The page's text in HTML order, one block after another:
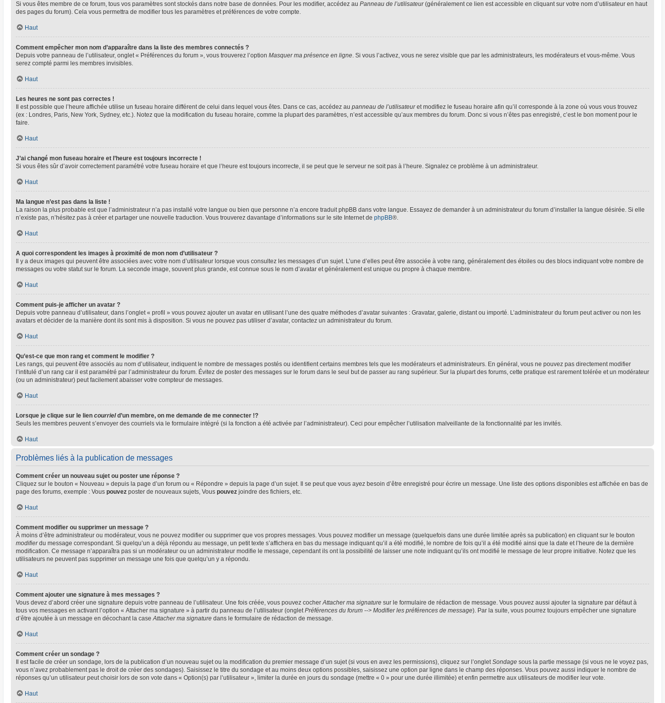
Si vous êtes membre de ce forum, tous vos paramètres sont stockés dans notre base de données. Pour les modifier, accédez au Panneau de l’utilisateur(généralement ce lien est accessible en cliquant sur votre nom d’utilisateur en haut
des pages du forum). Cela vous permettra de modifier tous les paramètres et préférences de votre compte.
Haut
Comment empêcher mon nom d’apparaître dans la liste des membres connectés ?
Depuis votre panneau de l’utilisateur, onglet « Préférences du forum », vous trouverez l’option Masquer ma présence en ligne. Si vous l’activez, vous ne serez visible que par les administrateurs, les modérateurs et vous-même. Vous
serez compté parmi les membres invisibles.
Haut
Les heures ne sont pas correctes !
Il est possible que l’heure affichée utilise un fuseau horaire différent de celui dans lequel vous êtes. Dans ce cas, accédez au panneau de l’utilisateuret modifiez le fuseau horaire afin qu’il corresponde à la zone où vous vous trouvez
(ex : Londres, Paris, New York, Sydney, etc.). Notez que la modification du fuseau horaire, comme la plupart des paramètres, n’est accessible qu’aux membres du forum. Donc si vous n’êtes pas enregistré, c’est le bon moment pour le
faire.
Haut
J’ai changé mon fuseau horaire et l’heure est toujours incorrecte !
Si vous êtes sûr d’avoir correctement paramétré votre fuseau horaire et que l’heure est toujours incorrecte, il se peut que le serveur ne soit pas à l’heure. Signalez ce problème à un administrateur.
Haut
Ma langue n’est pas dans la liste !
La raison la plus probable est que l’administrateur n’a pas installé votre langue ou bien que personne n’a encore traduit phpBB dans votre langue. Essayez de demander à un administrateur du forum d’installer la langue désirée. Si elle
n’existe pas, n’hésitez pas à créer et partager une nouvelle traduction. Vous trouverez davantage d’informations sur le site Internet de phpBB®.
Haut
A quoi correspondent les images à proximité de mon nom d’utilisateur ?
Il y a deux images qui peuvent être associées avec votre nom d’utilisateur lorsque vous consultez les messages d’un sujet. L’une d’elles peut être associée à votre rang, généralement des étoiles ou des blocs indiquant votre nombre de
messages ou votre statut sur le forum. La seconde image, souvent plus grande, est connue sous le nom d’avatar et généralement est unique ou propre à chaque membre.
Haut
Comment puis-je afficher un avatar ?
Depuis votre panneau d’utilisateur, dans l’onglet « profil » vous pouvez ajouter un avatar en utilisant l’une des quatre méthodes d’avatar suivantes : Gravatar, galerie, distant ou importé. L’administrateur du forum peut activer ou non les
avatars et décider de la manière dont ils sont mis à disposition. Si vous ne pouvez pas utiliser d’avatar, contactez un administrateur du forum.
Haut
Qu’est-ce que mon rang et comment le modifier ?
Les rangs, qui peuvent être associés au nom d’utilisateur, indiquent le nombre de messages postés ou identifient certains membres tels que les modérateurs et administrateurs. En général, vous ne pouvez pas directement modifier
l’intitulé d’un rang car il est paramétré par l’administrateur du forum. Évitez de poster des messages sur le forum dans le seul but de passer au rang supérieur. Sur la plupart des forums, cette pratique est rarement tolérée et un modérateur
(ou un administrateur) peut facilement abaisser votre compteur de messages.
Haut
Lorsque je clique sur le lien courrield’un membre, on me demande de me connecter !?
Seuls les membres peuvent s’envoyer des courriels via le formulaire intégré (si la fonction a été activée par l’administrateur). Ceci pour empêcher l’utilisation malveillante de la fonctionnalité par les invités.
Haut
Problèmes liés à la publication de messages
Comment créer un nouveau sujet ou poster une réponse ?
Cliquez sur le bouton « Nouveau » depuis la page d’un forum ou « Répondre » depuis la page d’un sujet. Il se peut que vous ayez besoin d’être enregistré pour écrire un message. Une liste des options disponibles est affichée en bas de
page des forums, exemple : Vous pouvez poster de nouveaux sujets, Vous pouvez joindre des fichiers, etc.
Haut
Comment modifier ou supprimer un message ?
À moins d’être administrateur ou modérateur, vous ne pouvez modifier ou supprimer que vos propres messages. Vous pouvez modifier un message (quelquefois dans une durée limitée après sa publication) en cliquant sur le bouton
modifierdu message correspondant. Si quelqu’un a déjà répondu au message, un petit texte s’affichera en bas du message indiquant qu’il a été modifié, le nombre de fois qu’il a été modifié ainsi que la date et l’heure de la dernière
modification. Ce message n’apparaîtra pas si un modérateur ou un administrateur modifie le message, cependant ils ont la possibilité de laisser une note indiquant qu’ils ont modifié le message de leur propre initiative. Notez que les
utilisateurs ne peuvent pas supprimer un message une fois que quelqu’un y a répondu.
Haut
Comment ajouter une signature à mes messages ?
Vous devez d’abord créer une signature depuis votre panneau de l’utilisateur. Une fois créée, vous pouvez cocherAttacher ma signature sur le formulaire de rédaction de message. Vous pouvez aussi ajouter la signature par défaut à
tous vos messages en activant l’option « Attacher ma signature » à partir du panneau de l’utilisateur (ongletPréférences du forum --> Modifier les préférences de message). Par la suite, vous pourrez toujours empêcher une signature
d’être ajoutée à un message en décochant la caseAttacher ma signature dans le formulaire de rédaction de message.
Haut
Comment créer un sondage ?
Il est facile de créer un sondage, lors de la publication d’un nouveau sujet ou la modification du premier message d’un sujet (si vous en avez les permissions), cliquez sur l’ongletSondage sous la partie message (si vous ne le voyez pas,
vous n’avez probablement pas le droit de créer des sondages). Saisissez le titre du sondage et au moins deux options possibles, saisissez une option par ligne dans le champ des réponses. Vous pouvez aussi indiquer le nombre de
réponses qu’un utilisateur peut choisir lors de son vote dans « Option(s) par l’utilisateur », limiter la durée en jours du sondage (mettre « 0 » pour une durée illimitée) et enfin permettre aux utilisateurs de modifier leur vote.
Haut